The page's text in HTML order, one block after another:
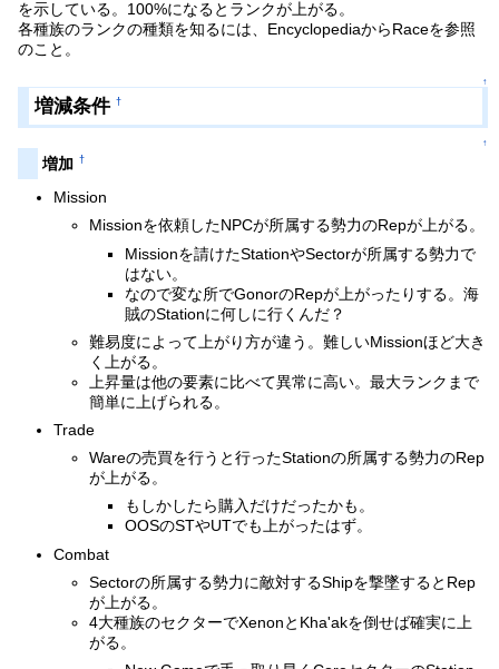
を示している。100%になるとランクが上がる。
各種族のランクの種類を知るには、EncyclopediaからRaceを参照
のこと。
↑
増減条件 †
↑
増加 †
Mission
Missionを依頼したNPCが所属する勢力のRepが上がる。
Missionを請けたStationやSectorが所属する勢力で
はない。
なので変な所でGonorのRepが上がったりする。海
賊のStationに何しに行くんだ？
難易度によって上がり方が違う。難しいMissionほど大き
く上がる。
上昇量は他の要素に比べて異常に高い。最大ランクまで
簡単に上げられる。
Trade
Wareの売買を行うと行ったStationの所属する勢力のRep
が上がる。
もしかしたら購入だけだったかも。
OOSのSTやUTでも上がったはず。
Combat
Sectorの所属する勢力に敵対するShipを撃墜するとRep
が上がる。
4大種族のセクターでXenonとKha'akを倒せば確実に上
がる。